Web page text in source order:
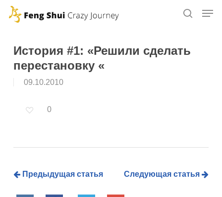
Skip
contentИстория #1: «Решили сделать
перестановку «
09.10.2010
0
Предыдущая статья Следующая статья